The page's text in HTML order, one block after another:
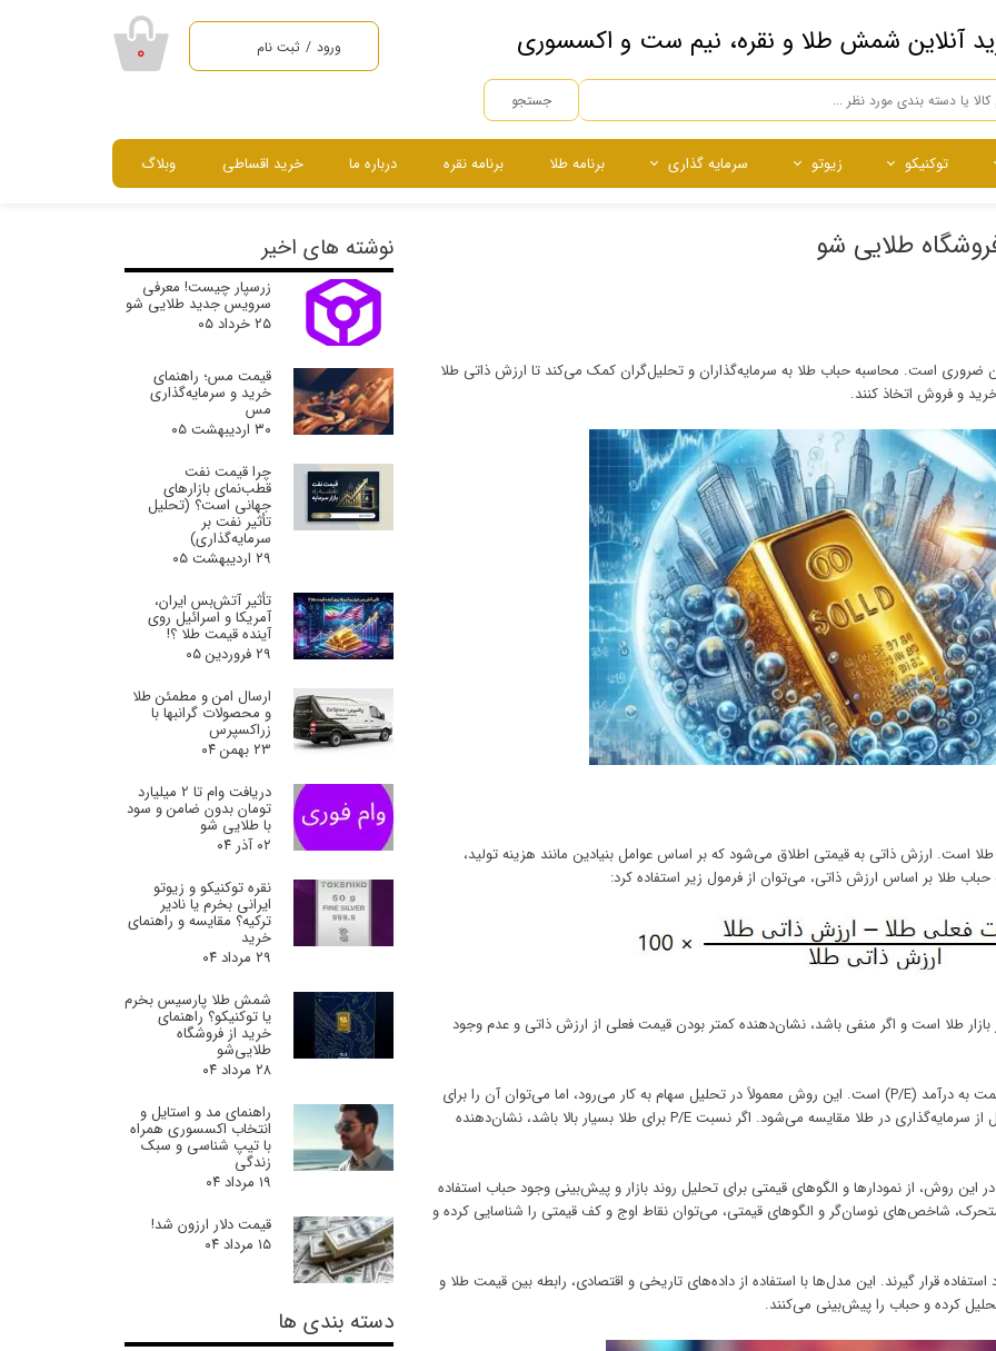
آنلاین شمش طلا و نقره، نیم ست و اکسسوری
جستجو
ورود / ثبت نام
سفارشات
کاربری
توکنیکو زیوتو سرمایه گذاری برنامه طلا برنامه نقره درباره ما خرید اقساطی وبلاگ
۰
طلایی شو
ضروری است. محاسبه حباب طلا به سرمایه‌گذاران و تحلیل‌گران کمک می‌کند تا ارزش ذاتی طلا
و فروش اتخاذ کنند.
است. ارزش ذاتی به قیمتی اطلاق می‌شود که بر اساس عوامل بنیادین مانند هزینه تولید،
طلا بر اساس ارزش ذاتی، می‌توان از فرمول زیر استفاده کرد:
طلا است و اگر منفی باشد، نشان‌دهنده کمتر بودن قیمت فعلی از ارزش ذاتی و عدم وجود
یکی دیگر از روش‌های محاسبه حباب طلا، استفاده از نسبت قیمت به درآمد (P/E) است. این روش معمولاً در تحلیل سهام به کار می‌رود، اما می‌توان آن را برای
طلا نیز به کار برد. در این روش، قیمت فعلی طلا با درآمد حاصل از سرمایه‌گذاری در طلا مقایسه می‌شود. اگر نسبت P/E برای طلا بسیار بالا باشد، نشان‌دهنده
روش، از نمودارها و الگوهای قیمتی برای تحلیل روند بازار و پیش‌بینی وجود حباب استفاده
متحرک، شاخص‌های نوسان‌گر و الگوهای قیمتی، می‌توان نقاط اوج و کف قیمتی را شناسایی کرده و
قرار گیرند. این مدل‌ها با استفاده از داده‌های تاریخی و اقتصادی، رابطه بین قیمت طلا و
کرده و حباب را پیش‌بینی می‌کنند.
نوشته های اخیر
زرسپار چیست! معرفی
سرویس جدید طلایی شو
۲۵ خرداد ۰۵
قیمت مس؛ راهنمای
خرید و سرمایه‌گذاری
مس
۳۰ اردیبهشت ۰۵
چرا قیمت نفت
قطب‌نمای بازارهای
جهانی است؟ (تحلیل
تأثیر نفت بر
سرمایه‌گذاری)
۲۹ اردیبهشت ۰۵
تأثیر آتش‌بس ایران،
آمریکا و اسرائیل روی
آینده قیمت طلا ؟!
۲۹ فروردین ۰۵
ارسال امن و مطمئن طلا
و محصولات گرانبها با
زراکسپرس
۲۳ بهمن ۰۴
دریافت وام تا 2 میلیارد
تومان بدون ضامن و سود
با طلایی شو
۰۲ آذر ۰۴
نقره توکنیکو و زیوتو
ایرانی بخرم یا نادیر
ترکیه؟ مقایسه و راهنمای
خرید
۲۹ مرداد ۰۴
شمش طلا پارسیس بخرم
یا توکنیکو؟ راهنمای
خرید از فروشگاه
طلایی‌شو
۲۸ مرداد ۰۴
راهنمای مد و استایل و
انتخاب اکسسوری همراه
با تیپ شناسی و سبک
زندگی
۱۹ مرداد ۰۴
قیمت دلار ارزون شد!
۱۵ مرداد ۰۴
دسته بندی ها